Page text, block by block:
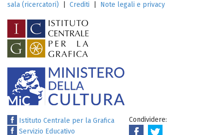
sala (ricercatori)
Crediti Note legali e privacy
Istituto Centrale per la Grafica
Servizio Educativo
Condividere: